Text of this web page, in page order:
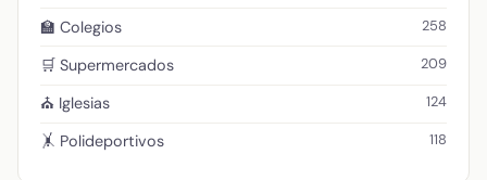
🏫 Colegios 258
🛒 Supermercados 209
⛪ Iglesias 124
🤸 Polideportivos 118